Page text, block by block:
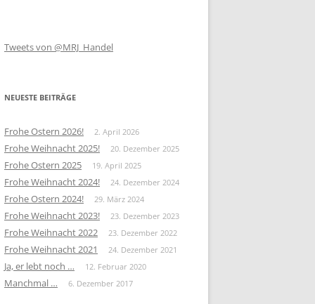
Tweets von @MRJ_Handel
NEUESTE BEITRÄGE
Frohe Ostern 2026! 2. April 2026
Frohe Weihnacht 2025! 20. Dezember 2025
Frohe Ostern 2025 19. April 2025
Frohe Weihnacht 2024! 24. Dezember 2024
Frohe Ostern 2024! 29. März 2024
Frohe Weihnacht 2023! 23. Dezember 2023
Frohe Weihnacht 2022 23. Dezember 2022
Frohe Weihnacht 2021 24. Dezember 2021
Ja, er lebt noch … 12. Februar 2020
Manchmal … 6. Dezember 2017